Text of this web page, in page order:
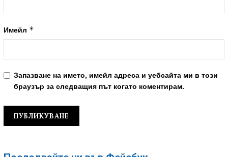
Имейл *
Запазване на името, имейл адреса и уебсайта ми в този
браузър за следващия път когато коментирам.